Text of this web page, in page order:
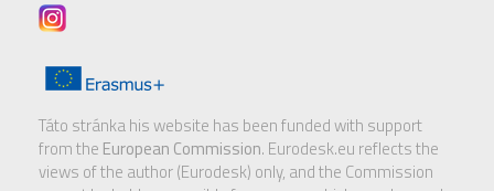
Táto stránka his website has been funded with support
from the European Commission. Eurodesk.eu reflects the
views of the author (Eurodesk) only, and the Commission